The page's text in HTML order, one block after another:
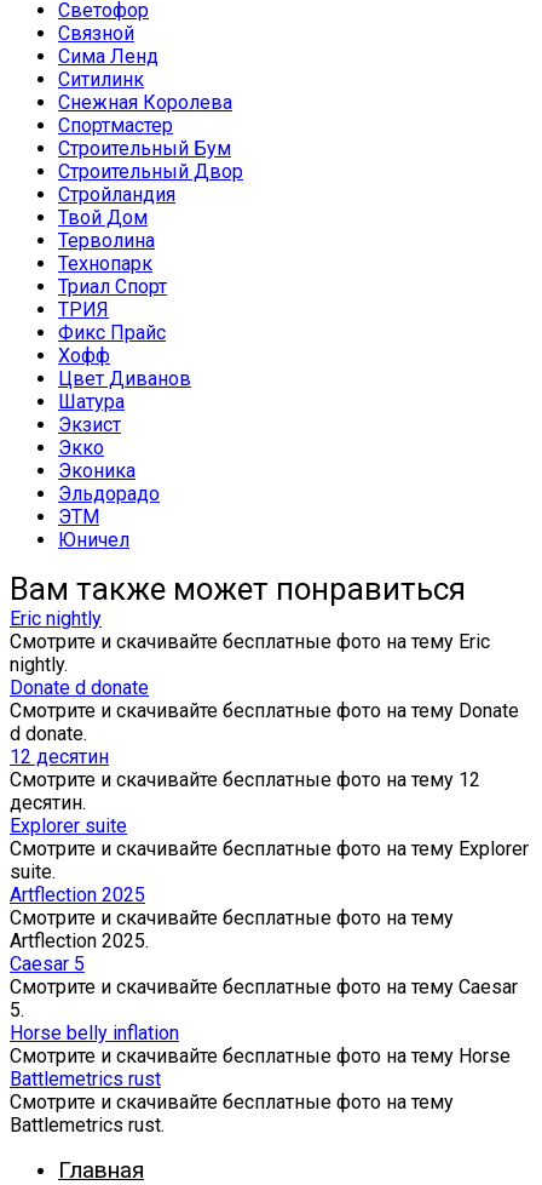
Светофор
Связной
Сима Ленд
Ситилинк
Снежная Королева
Спортмастер
Строительный Бум
Строительный Двор
Стройландия
Твой Дом
Терволина
Технопарк
Триал Спорт
ТРИЯ
Фикс Прайс
Хофф
Цвет Диванов
Шатура
Экзист
Экко
Эконика
Эльдорадо
ЭТМ
Юничел
Вам также может понравиться
Eric nightly
Смотрите и скачивайте бесплатные фото на тему Eric
nightly.
Donate d donate
Смотрите и скачивайте бесплатные фото на тему Donate
d donate.
12 десятин
Смотрите и скачивайте бесплатные фото на тему 12
десятин.
Explorer suite
Смотрите и скачивайте бесплатные фото на тему Explorer
suite.
Artflection 2025
Смотрите и скачивайте бесплатные фото на тему
Artflection 2025.
Caesar 5
Смотрите и скачивайте бесплатные фото на тему Caesar
5.
Horse belly inflation
Смотрите и скачивайте бесплатные фото на тему Horse
Battlemetrics rust
Смотрите и скачивайте бесплатные фото на тему
Battlemetrics rust.
Главная